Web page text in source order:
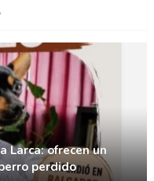
Larca: ofrecen un
perdido